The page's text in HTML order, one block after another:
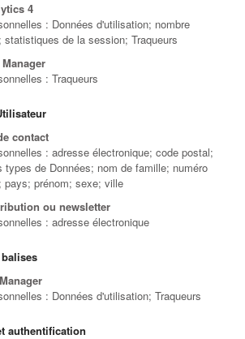
4
: Données d'utilisation; nombre
statistiques de la session; Traqueurs
: Traqueurs
contact
: adresse électronique; code postal;
types de Données; nom de famille; numéro
pays; prénom; sexe; ville
ou newsletter
: adresse électronique
: Données d'utilisation; Traqueurs
authentification